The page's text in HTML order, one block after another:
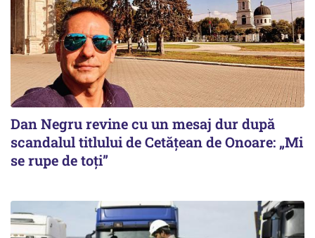
Dan Negru revine cu un mesaj dur după
scandalul titlului de Cetățean de Onoare: „Mi
se rupe de toți”